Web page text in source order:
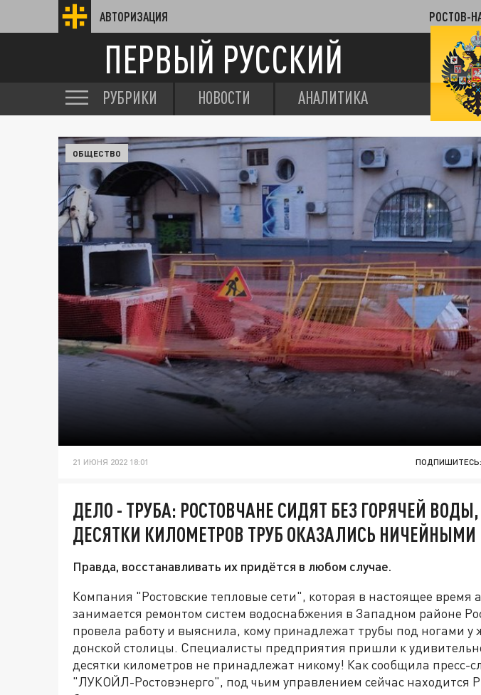
АВТОРИЗАЦИЯ РОСТОВ-
ПЕРВЫЙ РУССКИЙ
РУБРИКИ НОВОСТИ АНАЛИТИКА
ОБЩЕСТВО
21 ИЮНЯ 2022 18:01 ПОДПИШИТЕСЬ:
ДЕЛО - ТРУБА: РОСТОВЧАНЕ СИДЯТ БЕЗ ГОРЯЧЕЙ
ДЕСЯТКИ КИЛОМЕТРОВ ТРУБ ОКАЗАЛИСЬ НИЧЕЙНЫМИ
Правда, восстанавливать их придётся в любом случае.
Компания "Ростовские тепловые сети", которая в настоящее время
занимается ремонтом систем водоснабжения в Западном районе
провела работу и выяснила, кому принадлежат трубы под ногами у
донской столицы. Специалисты предприятия пришли к
десятки километров не принадлежат никому! Как сообщила пресс-
"ЛУКОЙЛ-Ростовэнерго", под чьим управлением сейчас находится